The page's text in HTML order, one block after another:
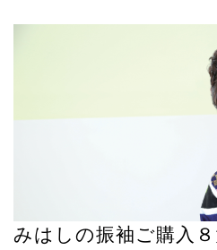
みはしの振袖ご購入